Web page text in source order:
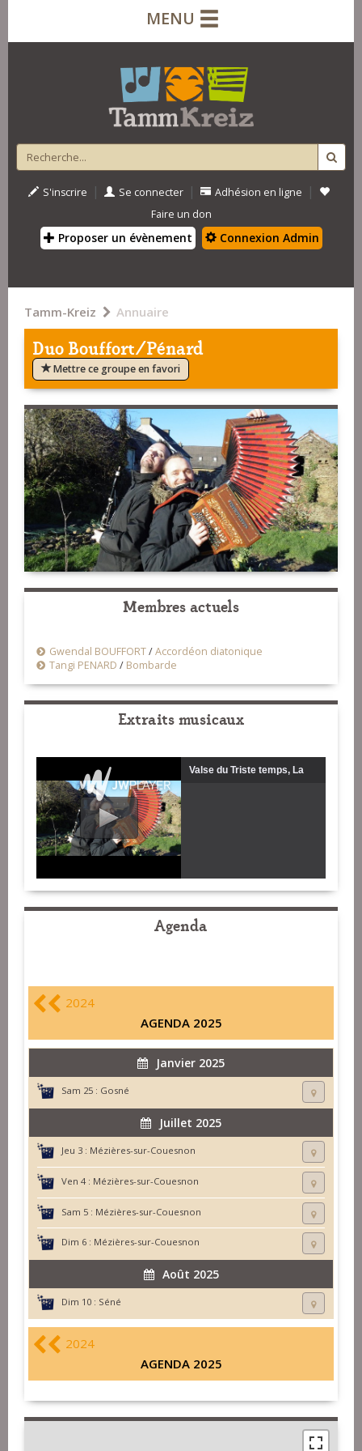
MENU
S'inscrire | Se connecter | Adhésion en ligne |
Faire un don
Proposer un évènement Connexion Admin
Tamm-Kreiz Annuaire
Duo Bouffort/Pénard
Mettre ce groupe en favori
Membres actuels
Gwendal BOUFFORT/Accordéon diatonique
Tangi PENARD / Bombarde
Extraits musicaux
Valse du Triste temps, La
Agenda
2024
AGENDA 2025
Janvier 2025
Sam 25 : Gosné
Juillet 2025
Jeu 3 : Mézières-sur-Couesnon
Ven 4 : Mézières-sur-Couesnon
Sam 5 : Mézières-sur-Couesnon
Dim 6 : Mézières-sur-Couesnon
Août 2025
Dim 10 : Séné
2024
AGENDA 2025